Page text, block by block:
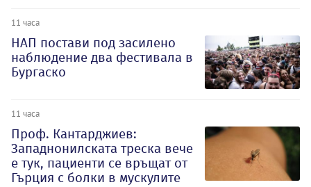
11 часа
НАП постави под засилено
наблюдение два фестивала в
Бургаско
11 часа
Проф. Кантарджиев:
Западнонилската треска вече
е тук, пациенти се връщат от
Гърция с болки в мускулите